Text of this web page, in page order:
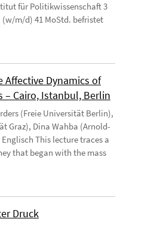
für Politikwissenschaft 3
m/d) 41 MoStd. befristet
Dynamics of
– Cairo, Istanbul, Berlin
(Freie Universität Berlin),
Graz), Dina Wahba (Arnold-
This lecture traces a
that began with the mass
Druck